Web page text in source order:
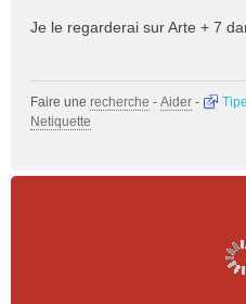
n
Je le regarderai sur Arte + 7
Faire une recherche - Aider -
Netiquette